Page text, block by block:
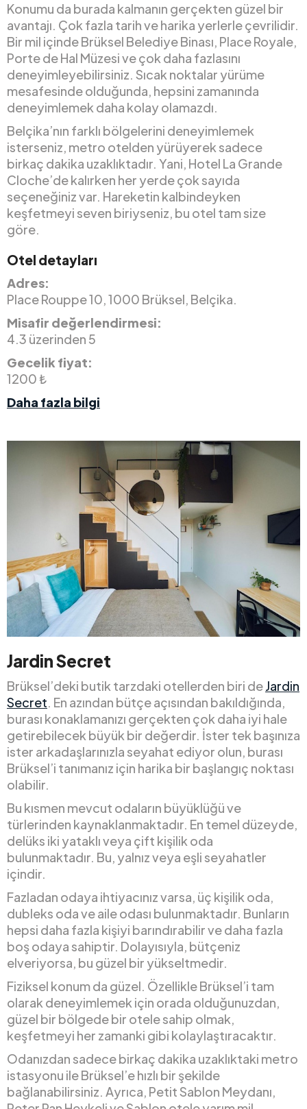
Konumu da burada kalmanın gerçekten güzel bir
avantajı. Çok fazla tarih ve harika yerlerle çevrilidir.
Bir mil içinde Brüksel Belediye Binası, Place Royale,
Porte de Hal Müzesi ve çok daha fazlasını
deneyimleyebilirsiniz. Sıcak noktalar yürüme
mesafesinde olduğunda, hepsini zamanında
deneyimlemek daha kolay olamazdı.
Belçika’nın farklı bölgelerini deneyimlemek
isterseniz, metro otelden yürüyerek sadece
birkaç dakika uzaklıktadır. Yani, Hotel La Grande
Cloche’de kalırken her yerde çok sayıda
seçeneğiniz var. Hareketin kalbindeyken
keşfetmeyi seven biriyseniz, bu otel tam size
göre.
Otel detayları
Adres:
Place Rouppe 10, 1000 Brüksel, Belçika.
Misafir değerlendirmesi:
4.3 üzerinden 5
Gecelik fiyat:
1200 ₺
Daha fazla bilgi
Jardin Secret
Brüksel’deki butik tarzdaki otellerden biri deJardin
Secret. En azından bütçe açısından bakıldığında,
burası konaklamanızı gerçekten çok daha iyi hale
getirebilecek büyük bir değerdir. İster tek başınıza
ister arkadaşlarınızla seyahat ediyor olun, burası
Brüksel’i tanımanız için harika bir başlangıç noktası
olabilir.
Bu kısmen mevcut odaların büyüklüğü ve
türlerinden kaynaklanmaktadır. En temel düzeyde,
delüks iki yataklı veya çift kişilik oda
bulunmaktadır. Bu, yalnız veya eşli seyahatler
içindir.
Fazladan odaya ihtiyacınız varsa, üç kişilik oda,
dubleks oda ve aile odası bulunmaktadır. Bunların
hepsi daha fazla kişiyi barındırabilir ve daha fazla
boş odaya sahiptir. Dolayısıyla, bütçeniz
elveriyorsa, bu güzel bir yükseltmedir.
Fiziksel konum da güzel. Özellikle Brüksel’i tam
olarak deneyimlemek için orada olduğunuzdan,
güzel bir bölgede bir otele sahip olmak,
keşfetmeyi her zamanki gibi kolaylaştıracaktır.
Odanızdan sadece birkaç dakika uzaklıktaki metro
istasyonu ile Brüksel’e hızlı bir şekilde
bağlanabilirsiniz. Ayrıca, Petit Sablon Meydanı,